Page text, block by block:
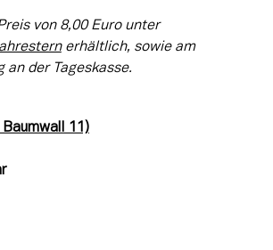
von 8,00 Euro unter
erhältlich, sowie am
an der Tageskasse.
Baumwall 11)